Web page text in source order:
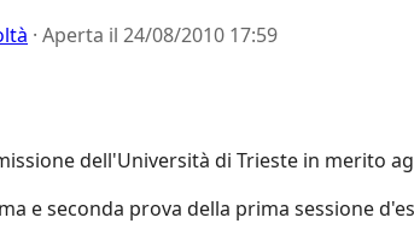
· Aperta il 24/08/2010 17:59
dell'Università di Trieste in merito
e seconda prova della prima sessione